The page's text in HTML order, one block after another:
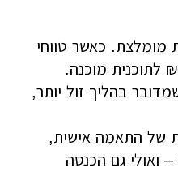
מומלצת. כאשר טווחי
בהליך זול יותר,
של התאמה אישית,
ואולי גם הכנסה